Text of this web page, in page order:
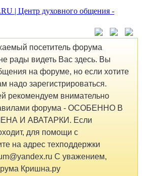
посетитель форума
рады видеть Вас здесь. Вы
на форуме, но если хотите
надо зарегистрироваться.
рекомендуем внимательно
форума - ОСОБЕННО В
И АВАТАРКИ. Если
для помощи с
на адрес техподдержки
С уважением,
Кришна.ру